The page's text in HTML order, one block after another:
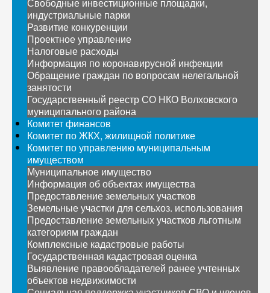
индустриальные парки
Развитие конкуренции
Проектное управление
Налоговые расходы
Информация по коронавирусной инфекции
Обращение граждан по вопросам нелегальной
занятости
Государственный реестр СО НКО Волховского
муниципального района
Комитет финансов
Комитет по ЖКХ, жилищной политике
Комитет по управлению муниципальным
имуществом
Муниципальное имущество
Информация об объектах имущества
Предоставление земельных участков
Земельные участки для сельхоз. использования
Предоставление земельных участков льготным
категориям граждан
Комплексные кадастровые работы
Государственная кадастровая оценка
Выявление правообладателей ранее учтенных
объектов недвижимости